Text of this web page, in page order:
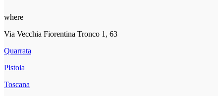
where
Via Vecchia Fiorentina Tronco 1, 63
Quarrata
Pistoia
Toscana